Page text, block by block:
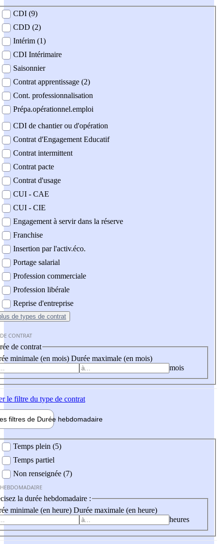
contrat
CDI (9)
CDD (2)
Intérim (1)
CDI Intérimaire
Saisonnier
Contrat apprentissage (2)
Cont. professionnalisation
Prépa.opérationnel.emploi
CDI de chantier ou d'opération
Contrat d'Engagement Educatif
Contrat intermittent
Contrat pacte
Contrat d'usage
CUI - CAE
CUI - CIE
Engagement à servir dans la réserve
Franchise
Insertion par l'activ.éco.
Portage salarial
Profession commerciale
Profession libérale
Reprise d'entreprise
de types de contrat
CONTRAT
de contrat
minimale (en mois) Durée maximale (en mois)
mois
le filtre du type de contrat
filtres de Durée hebdomadaire
Temps plein (5)
Temps partiel
Non renseignée (7)
la durée hebdomadaire :
minimale (en heure) Durée maximale (en heure)
heures